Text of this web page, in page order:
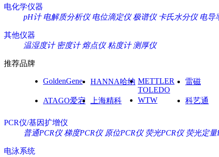
电化学仪器
pH计 电解质分析仪 电位滴定仪 极谱仪 卡氏水分仪 电导
其他仪器
温湿度计 密度计 熔点仪 粘度计 测厚仪
推荐品牌
GoldenGene HANNA哈纳 METTLER
TOLEDO
雷磁
ATAGO爱宕 上海精科 WTW 科艺通
PCR仪/基因扩增仪
普通PCR仪 梯度PCR仪 原位PCR仪 荧光PCR仪 荧光定量
电泳系统